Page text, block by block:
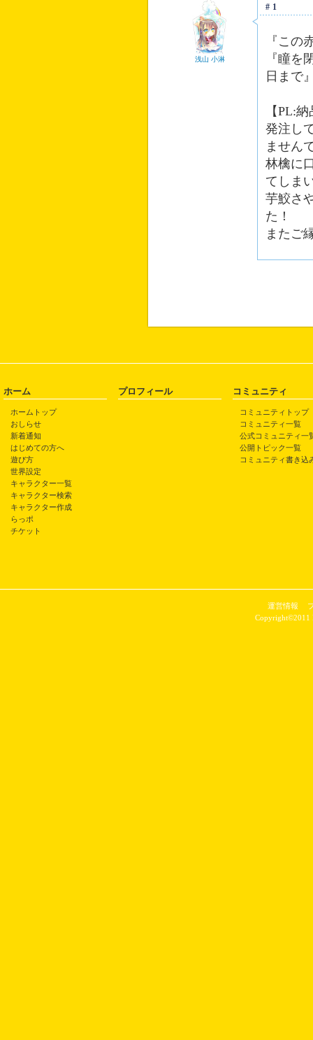
浅山 小淋
#1
『この
『瞳を
日まで
【PL:
発注し
ません
林檎に
てしま
芋鮫さ
た！
またご
ホーム
ホームトップ
おしらせ
新着通知
はじめての方へ
遊び方
世界設定
キャラクター一覧
キャラクター検索
キャラクター作成
らっポ
チケット
プロフィール コミュニティ
コミュニティトップ
コミュニティ一覧
公式コミュニティ一
公開トピック一覧
コミュニティ書き込
運営情報
Copyright©2011